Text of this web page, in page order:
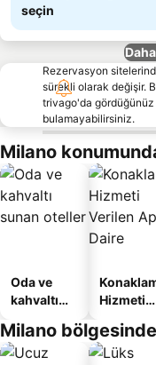
seçin
Rezervasyon
sürekli olarak değişir.
trivago'da gördüğünüz
bulamayabilirsiniz.
Milano
Oda ve
kahvaltı
oteller
Hizmeti
Apart
Daire
Milano